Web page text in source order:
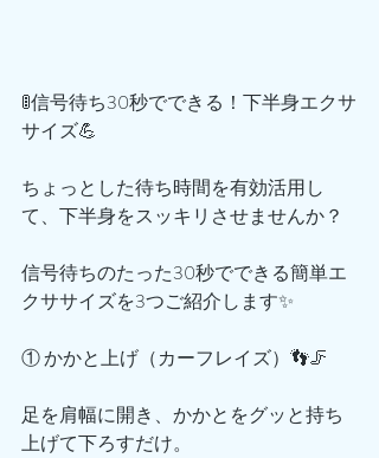
🚦信号待ち30秒でできる！下半身エクサ
サイズ💪
ちょっとした待ち時間を有効活用し
て、下半身をスッキリさせませんか？
信号待ちのたった30秒でできる簡単エ
クササイズを3つご紹介します✨
① かかと上げ（カーフレイズ）👣🦵
足を肩幅に開き、かかとをグッと持ち
上げて下ろすだけ。